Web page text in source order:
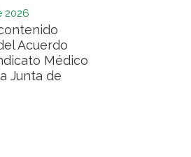
2026
Acuerdo
Médico
Junta de